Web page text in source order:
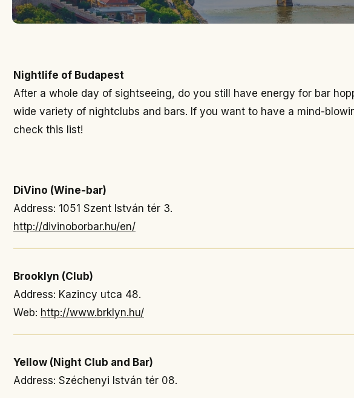
Nightlife of Budapest
After a whole day of sightseeing, do you still have energy for bar
wide variety of nightclubs and bars. If you want to have a mind-
check this list!
DiVino (Wine-bar)
Address: 1051 Szent István tér 3.
http://divinoborbar.hu/en/
Brooklyn (Club)
Address: Kazincy utca 48.
Web: http://www.brklyn.hu/
Yellow (Night Club and Bar)
Address: Széchenyi István tér 08.